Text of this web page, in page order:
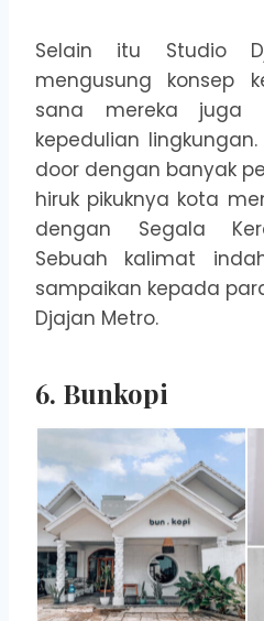
Selain itu Studio
mengusung konsep
sana mereka juga
kepedulian
door dengan banyak
hiruk pikuknya kota
dengan Segala
Sebuah kalimat
sampaikan kepada
Djajan Metro.
6. Bunkopi